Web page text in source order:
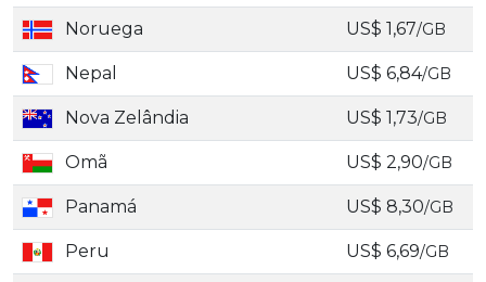
Noruega US$ 1,67/GB
Nepal US$ 6,84/GB
Nova Zelândia US$ 1,73/GB
Omã US$ 2,90/GB
Panamá US$ 8,30/GB
Peru US$ 6,69/GB